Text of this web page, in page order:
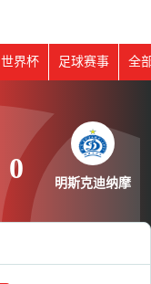
世界杯 足球赛事 全
0 明斯克迪纳摩